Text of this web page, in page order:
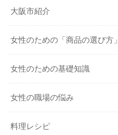
大阪市紹介
女性のための「商品の選び方」
女性のための基礎知識
女性の職場の悩み
料理レシピ